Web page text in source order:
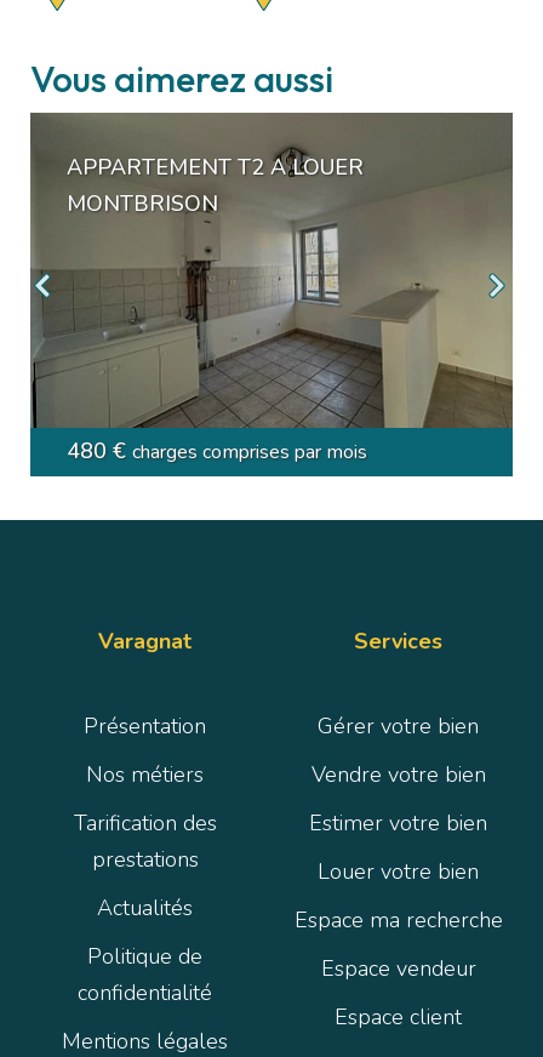
Vous aimerez aussi
APPARTEMENT T2 A LOUER
MONTBRISON
480 € charges comprises par mois
Varagnat
Présentation
Nos métiers
Tarification des
prestations
Actualités
Politique de
confidentialité
Mentions légales
Services
Gérer votre bien
Vendre votre bien
Estimer votre bien
Louer votre bien
Espace ma recherche
Espace vendeur
Espace client